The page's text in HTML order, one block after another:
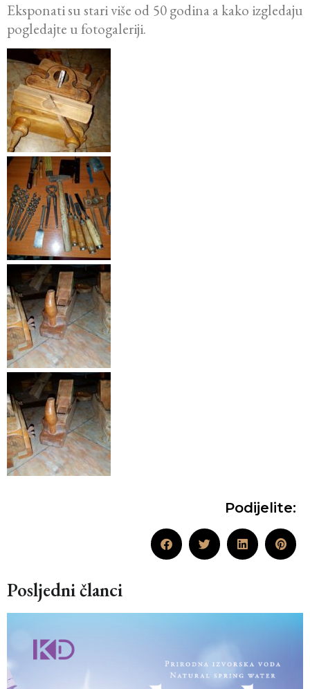
Eksponati su stari više od 50 godina a kako izgledaju
pogledajte u fotogaleriji.
Podijelite:
Posljedni članci